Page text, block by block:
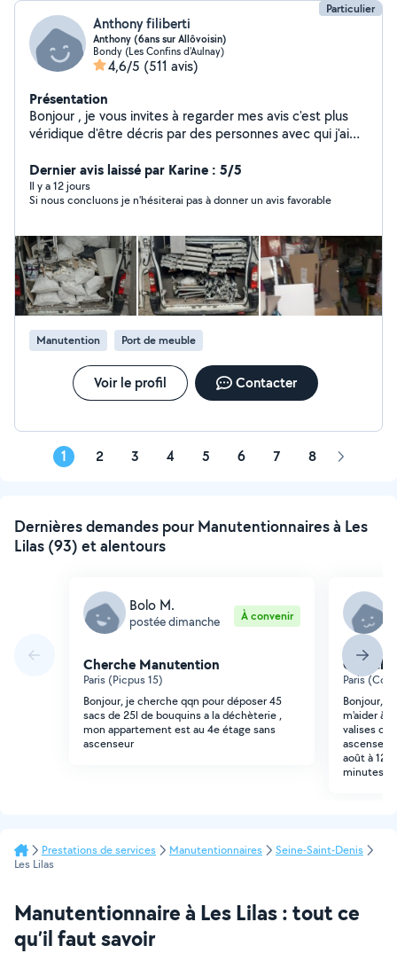
Particulier
Anthony filiberti
Anthony (6ans sur Allôvoisin)
Bondy (Les Confins d'Aulnay)
4,6/5 (511 avis)
Présentation
Bonjour , je vous invites à regarder mes avis c'est plus
véridique d'être décris par des personnes avec qui j'ai
Dernier avis laissé par Karine : 5/5
Il y a 12 jours
Si nous concluons je n'hésiterai pas à donner un avis favorable
Manutention Port de meuble
Voir le profil Contacter
1 2 3 4 5 6 7 8 Page
Dernières demandes pour Manutentionnaires à Les
Lilas (93) et alentours
Bolo M.
postée dimanche À convenir
Cherche Manutention
Paris (Picpus 15)
Bonjour, je cherche qqn pour déposer 45
sacs de 25l de bouquins a la déchèterie ,
mon appartement est au 4e étage sans
ascenseur
Paris
Bonjour,
m'aider à
valises
ascenseur
août à
minutes
Prestations de services Manutentionnaires
Seine-Saint-Denis
Les Lilas
Manutentionnaire à Les Lilas : tout ce
qu’il faut savoir